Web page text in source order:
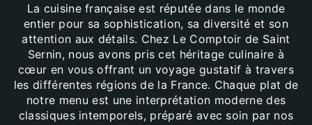
La cuisine française est réputée dans le monde
entier pour sa sophistication, sa diversité et son
attention aux détails. Chez Le Comptoir de Saint
Sernin, nous avons pris cet héritage culinaire à
cœur en vous offrant un voyage gustatif à travers
les différentes régions de la France. Chaque plat de
notre menu est une interprétation moderne des
classiques intemporels, préparé avec soin par nos